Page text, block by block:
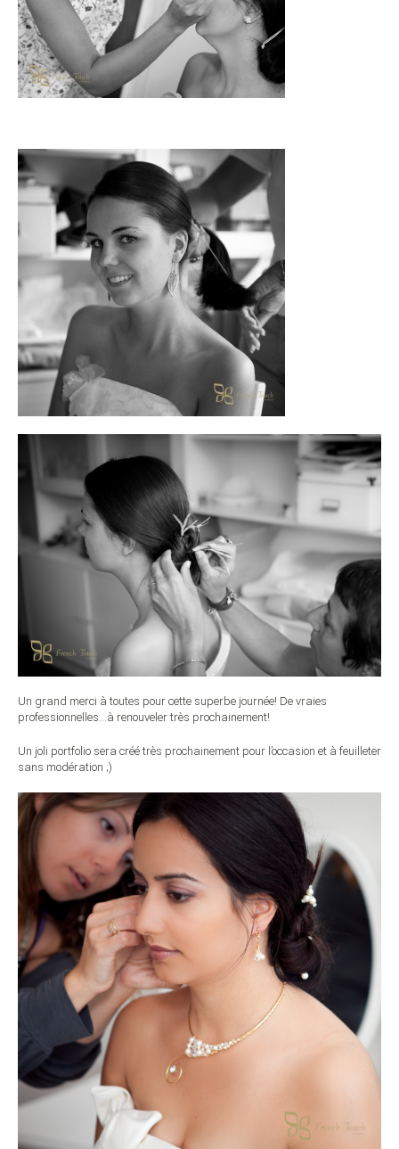
Un grand merci à toutes pour cette superbe journée! De vraies
professionnelles…à renouveler très prochainement!
Un joli portfolio sera créé très prochainement pour l’occasion et à feuilleter
sans modération ;)